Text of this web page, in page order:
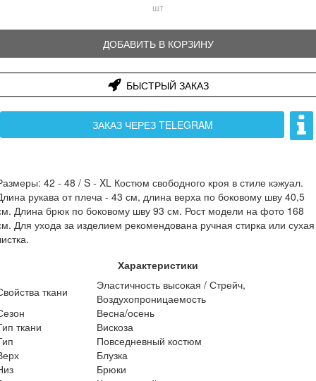
шт
ДОБАВИТЬ В КОРЗИНУ
БЫСТРЫЙ ЗАКАЗ
ЗАКАЗ ЧЕРЕЗ TELEGRAM
42 - 48 / S - XL Костюм свободного кроя в стиле кэжуал.
рукава от плеча - 43 см, длина верха по боковому шву 40,5
Длина брюк по боковому шву 93 см. Рост модели на фото 168
Для ухода за изделием рекомендована ручная стирка или сухая
Характеристики
ткани
Эластичность высокая / Стрейч,
Воздухопроницаемость
Весна/осень
ткани
Вискоза
Повседневный костюм
Блузка
Брюки